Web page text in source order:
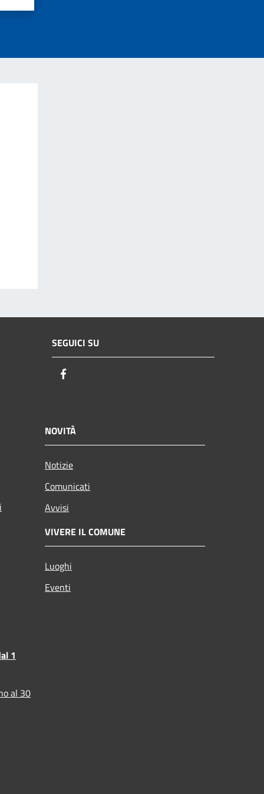
SEGUICI SU
NOVITÀ
Notizie
Comunicati
Avvisi
VIVERE IL COMUNE
Luoghi
Eventi
1
al 30